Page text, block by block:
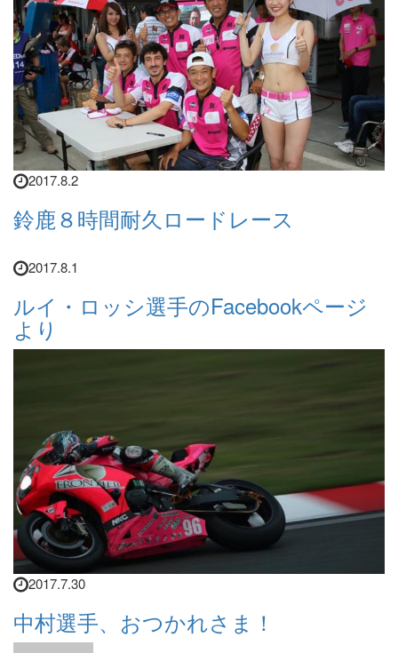
2017.8.2
鈴鹿８時間耐久ロードレース
2017.8.1
ルイ・ロッシ選手のFacebookページ
より
2017.7.30
中村選手、おつかれさま！